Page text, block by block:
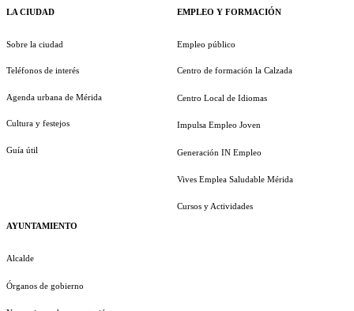
LA CIUDAD
Sobre la ciudad
Teléfonos de interés
Agenda urbana de Mérida
Cultura y festejos
Guía útil
AYUNTAMIENTO
Alcalde
Órganos de gobierno
EMPLEO Y FORMACIÓN
Empleo público
Centro de formación la Calzada
Centro Local de Idiomas
Impulsa Empleo Joven
Generación IN Empleo
Vives Emplea Saludable Mérida
Cursos y Actividades